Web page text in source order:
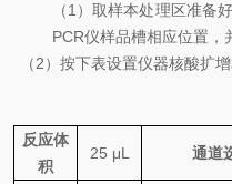
（1 ）取样本处理区准备
PCR仪样品槽相应位置，
（2）按下表设置仪器核酸扩
反应体
积
25 μL 通道